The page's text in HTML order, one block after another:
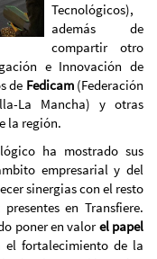
Tecnológicos),
además de
compartir otro
e Innovación de
de Fedicam(Federación
La Mancha) y otras
la región.
ha mostrado sus
empresarial y del
sinergias con el resto
en Transfiere.
poner en valorel papel
fortalecimiento de la